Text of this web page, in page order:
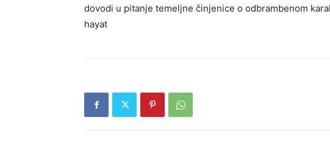
dovodi u pitanje temeljne činjenice o odbrambenom
hayat